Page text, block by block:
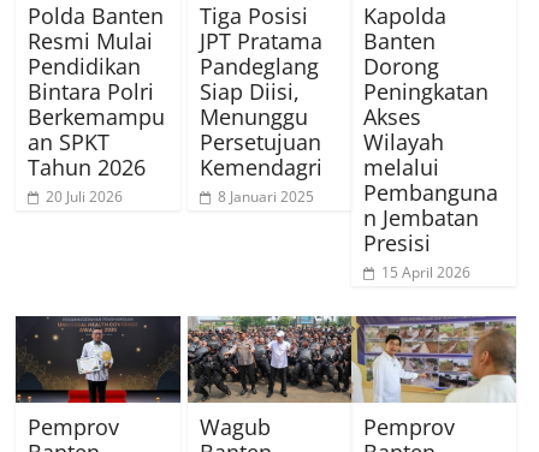
Polda Banten
Resmi Mulai
Pendidikan
Bintara Polri
Berkemampu
an SPKT
Tahun 2026
20 Juli 2026
Tiga Posisi
JPT Pratama
Pandeglang
Siap Diisi,
Menunggu
Persetujuan
Kemendagri
8 Januari 2025
Kapolda
Banten
Dorong
Peningkatan
Akses
Wilayah
melalui
Pembanguna
n Jembatan
Presisi
15 April 2026
Pemprov
Wagub
Pemprov